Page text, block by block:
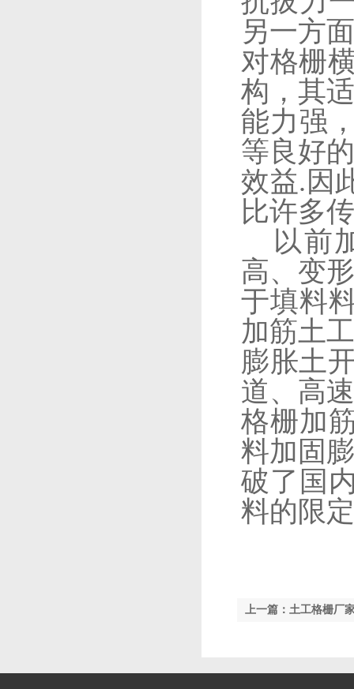
另一方
对格栅
构，其
能力强
等良好
效益. 因
比许多
以前
高、变
于填料
加筋土
膨胀土
道、高
格栅加
料加固
破了国
料的限定
上一篇：土工格栅厂